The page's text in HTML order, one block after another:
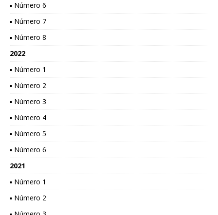
▪ Número 6
▪ Número 7
▪ Número 8
2022
▪ Número 1
▪ Número 2
▪ Número 3
▪ Número 4
▪ Número 5
▪ Número 6
2021
▪ Número 1
▪ Número 2